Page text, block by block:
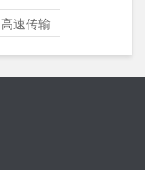
高速传输